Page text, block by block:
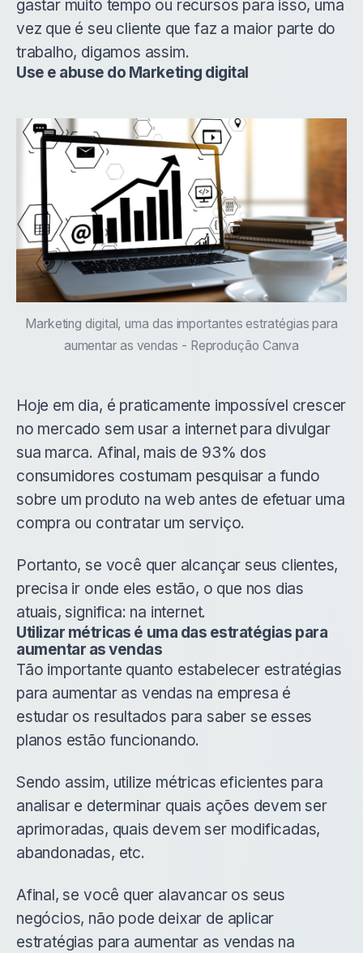
gastar muito tempo ou recursos para isso, uma
vez que é seu cliente que faz a maior parte do
trabalho, digamos assim.
Use e abuse do Marketing digital
Marketing digital, uma das importantes estratégias para
aumentar as vendas - Reprodução Canva
Hoje em dia, é praticamente impossível crescer
no mercado sem usar a internet para divulgar
sua marca. Afinal, mais de 93% dos
consumidores costumam pesquisar a fundo
sobre um produto na web antes de efetuar uma
compra ou contratar um serviço.
Portanto, se você quer alcançar seus clientes,
precisa ir onde eles estão, o que nos dias
atuais, significa: na internet.
Utilizar métricas é uma das estratégias para
aumentar as vendas
Tão importante quanto estabelecer estratégias
para aumentar as vendas na empresa é
estudar os resultados para saber se esses
planos estão funcionando.
Sendo assim, utilize métricas eficientes para
analisar e determinar quais ações devem ser
aprimoradas, quais devem ser modificadas,
abandonadas, etc.
Afinal, se você quer alavancar os seus
negócios, não pode deixar de aplicar
estratégias para aumentar as vendas na